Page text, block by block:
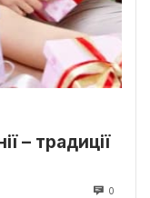
– традиції
0